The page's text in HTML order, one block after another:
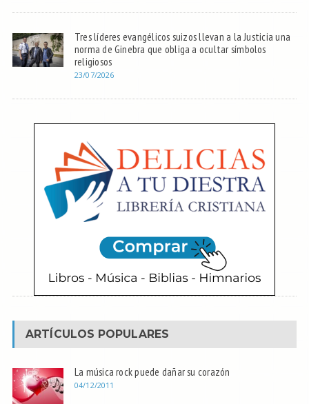
Tres líderes evangélicos suizos llevan a la Justicia una
norma de Ginebra que obliga a ocultar símbolos
religiosos
23/07/2026
ARTÍCULOS POPULARES
La música rock puede dañar su corazón
04/12/2011